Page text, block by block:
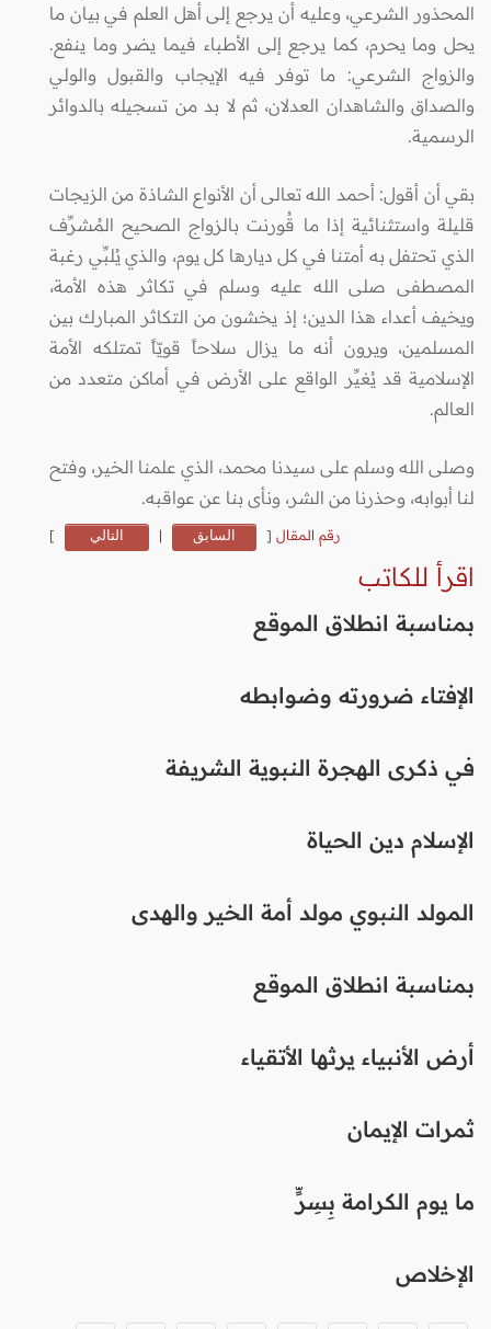
المحذور الشرعي، وعليه أن يرجع إلى أهل العلم في بيان ما
يحل وما يحرم، كما يرجع إلى الأطباء فيما يضر وما ينفع.
والزواج الشرعي: ما توفر فيه الإيجاب والقبول والولي
والصداق والشاهدان العدلان، ثم لا بد من تسجيله بالدوائر
الرسمية.
بقي أن أقول: أحمد الله تعالى أن الأنواع الشاذة من الزيجات
قليلة واستثنائية إذا ما قُورنت بالزواج الصحيح المُشرِّف
الذي تحتفل به أمتنا في كل ديارها كل يوم، والذي يُلبِّي رغبة
المصطفى صلى الله عليه وسلم في تكاثر هذه الأمة،
ويخيف أعداء هذا الدين؛ إذ يخشون من التكاثر المبارك بين
المسلمين، ويرون أنه ما يزال سلاحاً قويّاً تمتلكه الأمة
الإسلامية قد يُغيِّر الواقع على الأرض في أماكن متعدد من
العالم.
وصلى الله وسلم على سيدنا محمد، الذي علمنا الخير، وفتح
لنا أبوابه، وحذرنا من الشر، ونأى بنا عن عواقبه.
رقم المقال [ السابق | التالي ]
اقرأ للكاتب
بمناسبة انطلاق الموقع
الإفتاء ضرورته وضوابطه
في ذكرى الهجرة النبوية الشريفة
الإسلام دين الحياة
المولد النبوي مولد أمة الخير والهدى
بمناسبة انطلاق الموقع
أرض الأنبياء يرثها الأتقياء
ثمرات الإيمان
ما يوم الكرامة بِسِرٍّ
الإخلاص